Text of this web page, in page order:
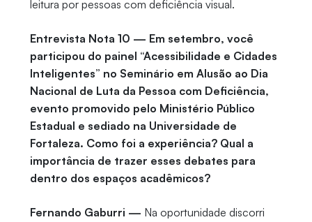
leitura por pessoas com deficiência visual.
Entrevista Nota 10 — Em setembro, você
participou do painel “Acessibilidade e Cidades
Inteligentes” no Seminário em Alusão ao Dia
Nacional de Luta da Pessoa com Deficiência,
evento promovido pelo Ministério Público
Estadual e sediado na Universidade de
Fortaleza. Como foi a experiência? Qual a
importância de trazer esses debates para
dentro dos espaços acadêmicos?
Fernando Gaburri — Na oportunidade discorri